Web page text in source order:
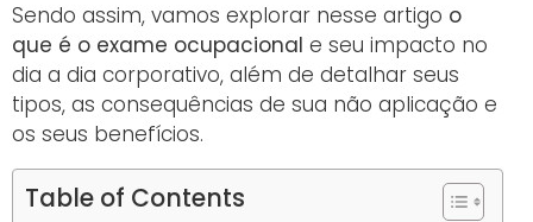
Sendo assim, vamos explorar nesse artigo o
que é o exame ocupacional e seu impacto no
dia a dia corporativo, além de detalhar seus
tipos, as consequências de sua não aplicação e
os seus benefícios.
Table of Contents